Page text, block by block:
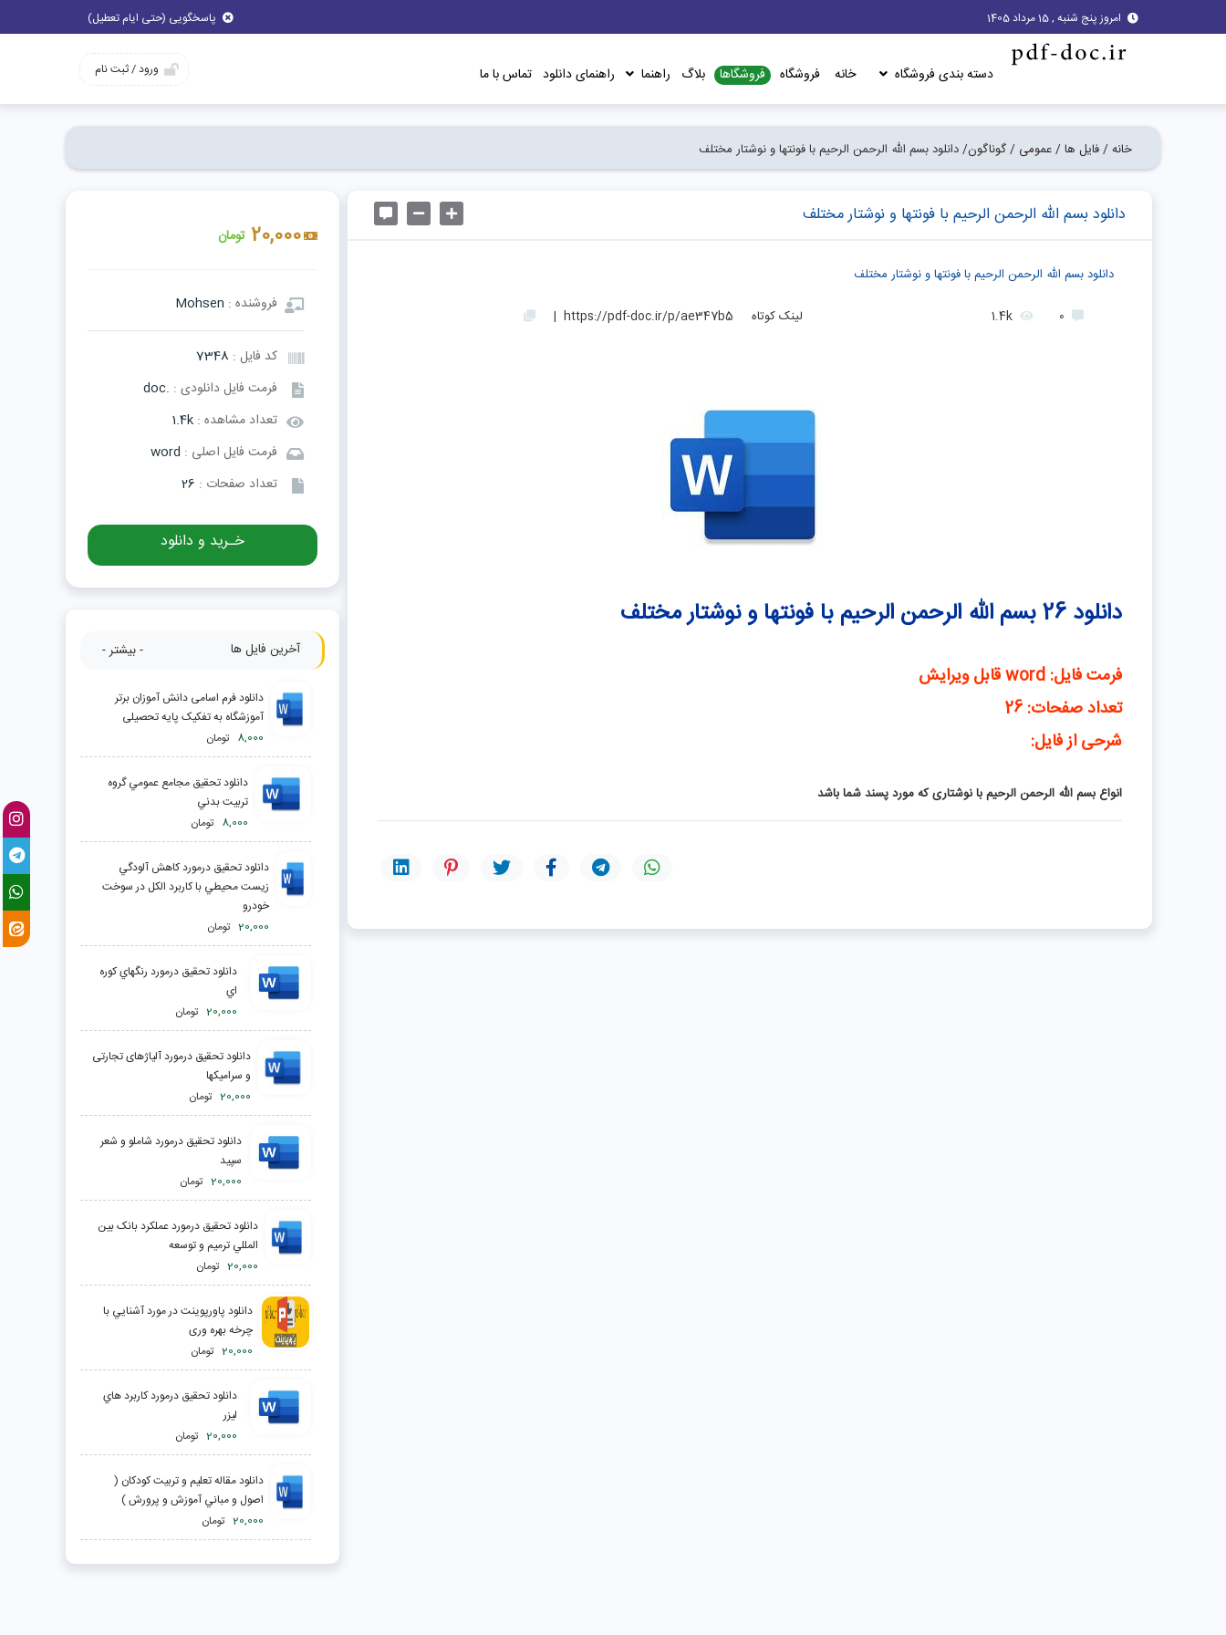
امروز پنج شنبه , 15 مرداد 1405 پاسخگویی (حتی ایام تعطیل)
دسته بندی فروشگاه خانه فروشگاه فروشگاها بلاگ راهنما راهنمای دانلود تماس با ما ورود / ثبت نام
خانه /فایل ها /عمومی /گوناگون/دانلود بسم الله الرحمن الرحیم با فونتها و نوشتار مختلف
20,000 تومان
فروشنده : Mohsen
کد فایل : 7348
فرمت فایل دانلودی : .doc
تعداد مشاهده : 1.4k
فرمت فایل اصلی : word
تعداد صفحات : 26
خـرید و دانلود
آخرین فایل ها - بیشتر -
دانلود فرم اسامی دانش آموزان برتر
آموزشگاه به تفكيک پايه تحصيلی
8,000 تومان
دانلود تحقیق مجامع عمومي گروه
تربيت بدني
8,000 تومان
دانلود تحقیق درمورد كاهش آلودگي
زيست محيطي با كاربرد الكل در سوخت
خودرو
20,000 تومان
دانلود تحقیق درمورد رنگهاي کوره
اي
20,000 تومان
دانلود تحقیق درمورد آلیاژهای تجارتی
و سرامیکها
20,000 تومان
دانلود تحقیق درمورد شاملو و شعر
سپید
20,000 تومان
دانلود تحقیق درمورد عملکرد بانک بين
المللي ترميم و توسعه
20,000 تومان
دانلود پاورپوینت در مورد آشنايي با
چرخه بهره وری
20,000 تومان
دانلود تحقیق درمورد كاربرد هاي
ليزر
20,000 تومان
دانلود مقاله تعليم و تربيت کودکان (
اصول و مباني آموزش و پرورش )
20,000 تومان
دانلود بسم الله الرحمن الرحیم با فونتها و نوشتار مختلف
دانلود بسم الله الرحمن الرحیم با فونتها و نوشتار مختلف
0
1.4k لینک کوتاه |
دانلود 26 بسم الله الرحمن الرحیم با فونتها و نوشتار مختلف
فرمت فایل: word قابل ویرایش
تعداد صفحات: 26
شرحی از فایل:
انواع بسم الله الرحمن الرحیم با نوشتاری که مورد پسند شما باشد